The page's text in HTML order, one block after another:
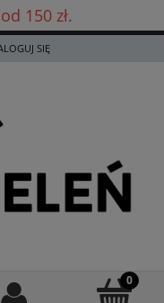
150 zł.
150 zł! ✨
SIĘ